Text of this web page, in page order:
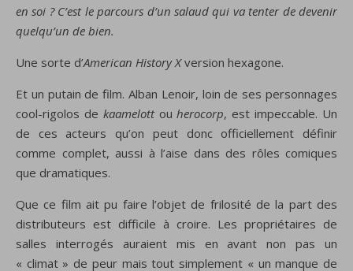
en soi ? C’est le parcours d’un salaud qui va tenter de devenir
quelqu’un de bien.
Une sorte d’American History Xversion hexagone.
Et un putain de film. Alban Lenoir, loin de ses personnages
cool-rigolos de kaamelottouherocorp, est impeccable. Un
de ces acteurs qu’on peut donc officiellement définir
comme complet, aussi à l’aise dans des rôles comiques
que dramatiques.
Que ce film ait pu faire l’objet de frilosité de la part des
distributeurs est difficile à croire. Les propriétaires de
salles interrogés auraient mis en avant non pas un
« climat » de peur mais tout simplement « un manque de